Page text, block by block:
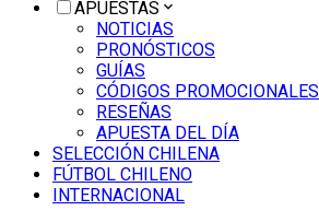
APUESTAS
NOTICIAS
PRONÓSTICOS
GUÍAS
CÓDIGOS PROMOCIONALES
RESEÑAS
APUESTA DEL DÍA
SELECCIÓN CHILENA
FÚTBOL CHILENO
INTERNACIONAL